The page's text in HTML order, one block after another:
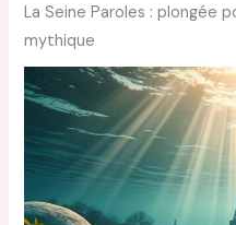
La Seine Paroles : plongée
mythique